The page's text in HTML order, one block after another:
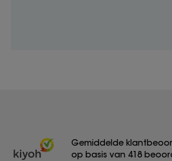
Gemiddelde
op basis van 418